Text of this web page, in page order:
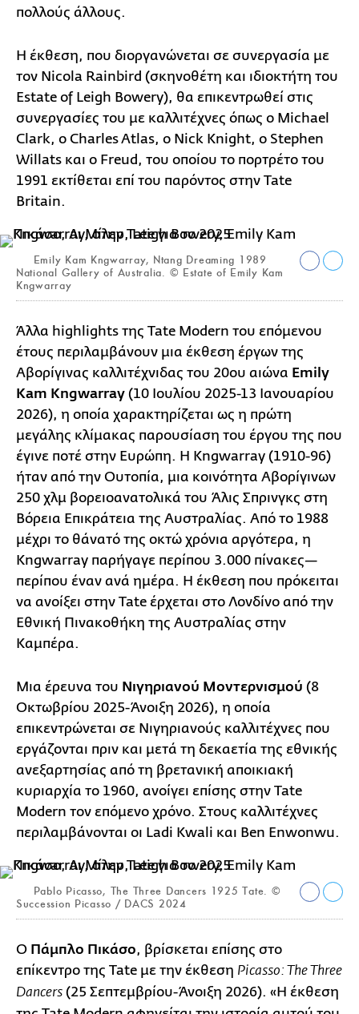
πολλούς άλλους.
Η έκθεση, που διοργανώνεται σε συνεργασία με
τον Nicola Rainbird (σκηνοθέτη και ιδιοκτήτη του
Estate of Leigh Bowery), θα επικεντρωθεί στις
συνεργασίες του με καλλιτέχνες όπως ο Michael
Clark, ο Charles Atlas, ο Nick Knight, ο Stephen
Willats και ο Freud, του οποίου το πορτρέτο του
1991 εκτίθεται επί του παρόντος στην Tate
Britain.
Emily Kam Kngwarray, Ntang Dreaming 1989
National Gallery of Australia. © Estate of Emily Kam
Kngwarray
Άλλα highlights της Tate Modern του επόμενου
έτους περιλαμβάνουν μια έκθεση έργων της
Αβορίγινας καλλιτέχνιδας του 20ου αιώνα Emily
Kam Kngwarray (10 Ιουλίου 2025-13 Ιανουαρίου
2026), η οποία χαρακτηρίζεται ως η πρώτη
μεγάλης κλίμακας παρουσίαση του έργου της που
έγινε ποτέ στην Ευρώπη. Η Kngwarray (1910-96)
ήταν από την Ουτοπία, μια κοινότητα Αβορίγινων
250 χλμ βορειοανατολικά του Άλις Σπρινγκς στη
Βόρεια Επικράτεια της Αυστραλίας. Από το 1988
μέχρι το θάνατό της οκτώ χρόνια αργότερα, η
Kngwarray παρήγαγε περίπου 3.000 πίνακες—
περίπου έναν ανά ημέρα. Η έκθεση που πρόκειται
να ανοίξει στην Tate έρχεται στο Λονδίνο από την
Εθνική Πινακοθήκη της Αυστραλίας στην
Καμπέρα.
Μια έρευνα του Νιγηριανού Μοντερνισμού (8
Οκτωβρίου 2025-Άνοιξη 2026), η οποία
επικεντρώνεται σε Νιγηριανούς καλλιτέχνες που
εργάζονται πριν και μετά τη δεκαετία της εθνικής
ανεξαρτησίας από τη βρετανική αποικιακή
κυριαρχία το 1960, ανοίγει επίσης στην Tate
Modern τον επόμενο χρόνο. Στους καλλιτέχνες
περιλαμβάνονται οι Ladi Kwali και Ben Enwonwu.
Pablo Picasso, The Three Dancers 1925 Tate. ©
Succession Picasso / DACS 2024
Ο Πάμπλο Πικάσο, βρίσκεται επίσης στο
επίκεντρο της Tate με την έκθεση Picasso: The Three
Dancers (25 Σεπτεμβρίου-Άνοιξη 2026). «Η έκθεση